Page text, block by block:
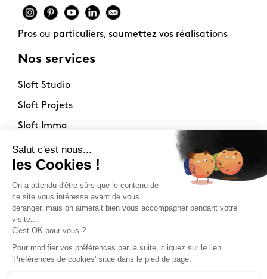
Pros ou particuliers, soumettez vos réalisations
Nos services
Sloft Studio
Sloft Projets
Sloft Immo
À propos
Contact
La philosophie
Mentions légales
Nos points de vente
Newsletter